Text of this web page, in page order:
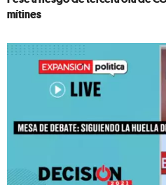
mítines